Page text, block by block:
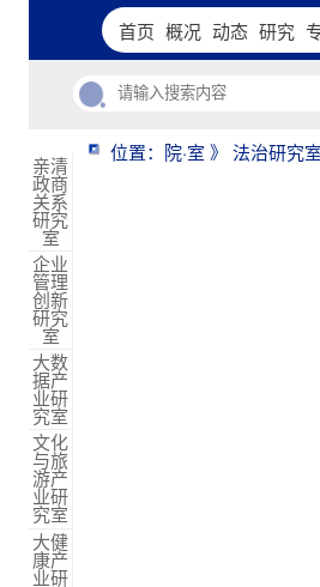
首页 概况 动态 研究
亲清
政商
关系
研究
室
企业
管理
创新
研究
室
大数
据产
业研
究室
文化
与旅
游产
业研
究室
大健
康产
业研
位置：院·室 》 法治研究室